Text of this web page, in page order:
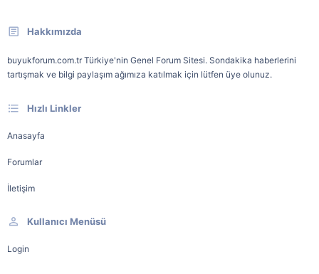
Hakkımızda
buyukforum.com.tr Türkiye'nin Genel Forum Sitesi. Sondakika haberlerini
tartışmak ve bilgi paylaşım ağımıza katılmak için lütfen üye olunuz.
Hızlı Linkler
Anasayfa
Forumlar
İletişim
Kullanıcı Menüsü
Login